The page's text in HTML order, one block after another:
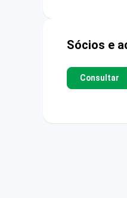
Sócios e
Consultar